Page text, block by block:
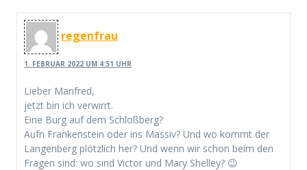
regenfrau
1. FEBRUAR 2022 UM 4:51 UHR
Lieber Manfred,
jetzt bin ich verwirrt.
Eine Burg auf dem Schloßberg?
Aufn Frankenstein oder ins Massiv? Und wo kommt der
Langenberg plötzlich her? Und wenn wir schon beim den
Fragen sind: wo sind Victor und Mary Shelley? 😉